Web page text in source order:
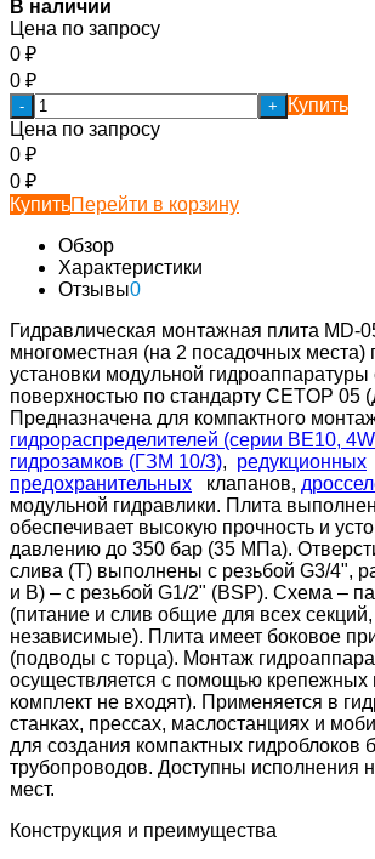
В наличии
Цена по запросу
0 ₽
0 ₽
- +
Купить
Цена по запросу
0 ₽
0 ₽
КупитьПерейти в корзину
Обзор
Характеристики
Отзывы0
Гидравлическая монтажная плита MD-
многоместная (на 2 посадочных места)
установки модульной
поверхностью по стандарту CETOP 05
Предназначена для компактного
гидрораспределителей (серии ВЕ10,
гидрозамков (ГЗМ 10/3), редукционных
предохранительных клапанов,
модульной гидравлики. Плита
обеспечивает высокую прочность и
давлению до 350 бар (35 МПа).
слива (T) выполнены с резьбой G3/4",
и B) – с резьбой G1/2" (BSP). Схема –
(питание и слив общие для всех
независимые). Плита имеет боковое
(подводы с торца). Монтаж
осуществляется с помощью крепежных
комплект не входят). Применяется в
станках, прессах, маслостанциях и
для создания компактных гидроблоков
трубопроводов. Доступны исполнения
мест.
Конструкция и преимущества